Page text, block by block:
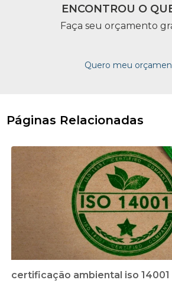
ENCONTROU O
Faça seu orçamento
Quero meu
Páginas Relacionadas
certificação ambiental iso 14001